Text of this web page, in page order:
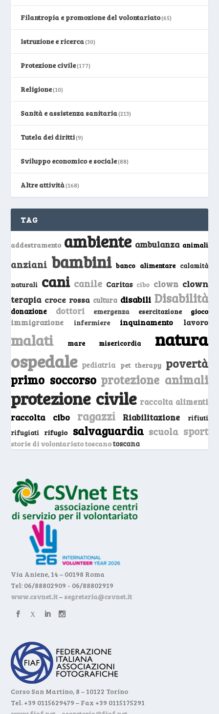
Filantropia e promozione del volontariato(65)
Istruzione e ricerca(30)
Protezione civile(177)
Religione(10)
Sanità e assistenza sanitaria(213)
Tutela dei diritti(9)
Sviluppo economico e sociale(88)
Altre attività(168)
TAG
addestramento ambiente ambulanza animali
anziani bambini banco alimentare calamità
naturali cani canile Caritas cibo clown clown
terapia croce rossa cultura disabili Disabilità
donazione dottori emergenza esercitazione gioco
immigrazione infermiere inquinamento lavoro
malati mare misericordia natura
ospedale pediatria pet therapy povertà
primo soccorso protezione animali
protezione civile raccolta alimenti
raccolta cibo ragazzi Riabilitazione
rifiuti
rifugiati
rifugio salvaguardia scuola sport
storie di volontariato toscanotoscana
Via Aniene, 14 – 00198 Roma
Tel: 06/88802909 - 06/88802919
www.csvnet.it– segreteria@csvnet.it
Corso San Martino, 8 – 10122 Torino
Tel. +39 0115629479 – Fax +39 0115175291